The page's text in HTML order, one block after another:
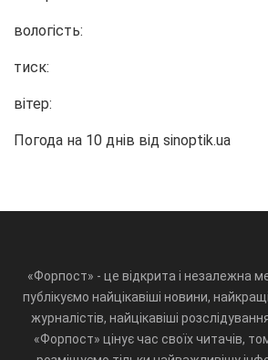
вологість:
тиск:
вітер:
Погода на 10 днів від sinoptik.ua
«Форпост» - це відкрита і незалежна
публікуємо найцікавіші новини,
журналістів, найцікавіші
«Форпост» цінує час своїх читачів,